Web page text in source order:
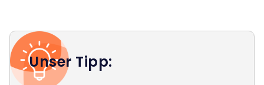
Unser Tipp: